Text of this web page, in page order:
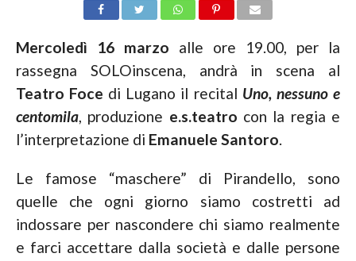
Mercoledì 16 marzo alle ore 19.00, per la
rassegna SOLOinscena, andrà in scena al
Teatro Foce di Lugano il recital Uno, nessuno e
centomila, produzione e.s.teatro con la regia e
l’interpretazione di Emanuele Santoro.
Le famose “maschere” di Pirandello, sono
quelle che ogni giorno siamo costretti ad
indossare per nascondere chi siamo realmente
e farci accettare dalla società e dalle persone